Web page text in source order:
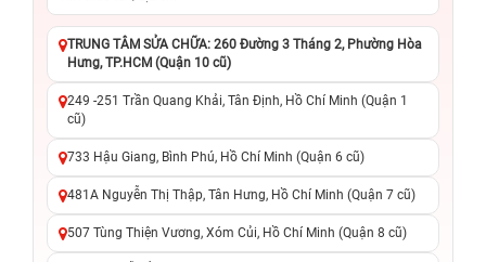
TRUNG TÂM SỬA CHỮA: 260 Đường 3 Tháng 2, Phường Hòa
Hưng, TP.HCM (Quận 10 cũ)
249 -251 Trần Quang Khải, Tân Định, Hồ Chí Minh (Quận 1
cũ)
733 Hậu Giang, Bình Phú, Hồ Chí Minh (Quận 6 cũ)
481A Nguyễn Thị Thập, Tân Hưng, Hồ Chí Minh (Quận 7 cũ)
507 Tùng Thiện Vương, Xóm Củi, Hồ Chí Minh (Quận 8 cũ)